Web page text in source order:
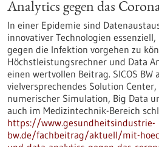
Analytics gegen das
In einer Epidemie sind
innovativer Technologien
gegen die Infektion vorgehen zu
Höchstleistungsrechner und Data
einen wertvollen Beitrag. SICOS BW
vielversprechendes Solution
numerischer Simulation, Big Data
auch im Medizintechnik-Bereich
https://www.gesundheitsindustrie-
bw.de/fachbeitrag/aktuell/mit-